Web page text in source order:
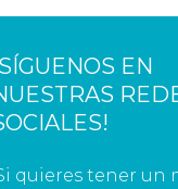
EN
quieres tener un